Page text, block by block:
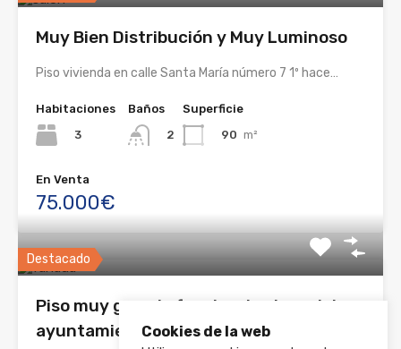
Muy Bien Distribución y Muy Luminoso
Piso vivienda en calle Santa María número 7 1º hace…
Habitaciones
3
Baños
2
Superficie
90 m²
En Venta
75.000€
Destacado
Piso muy grande frente a la plaza del
ayuntamientoCookies de la web